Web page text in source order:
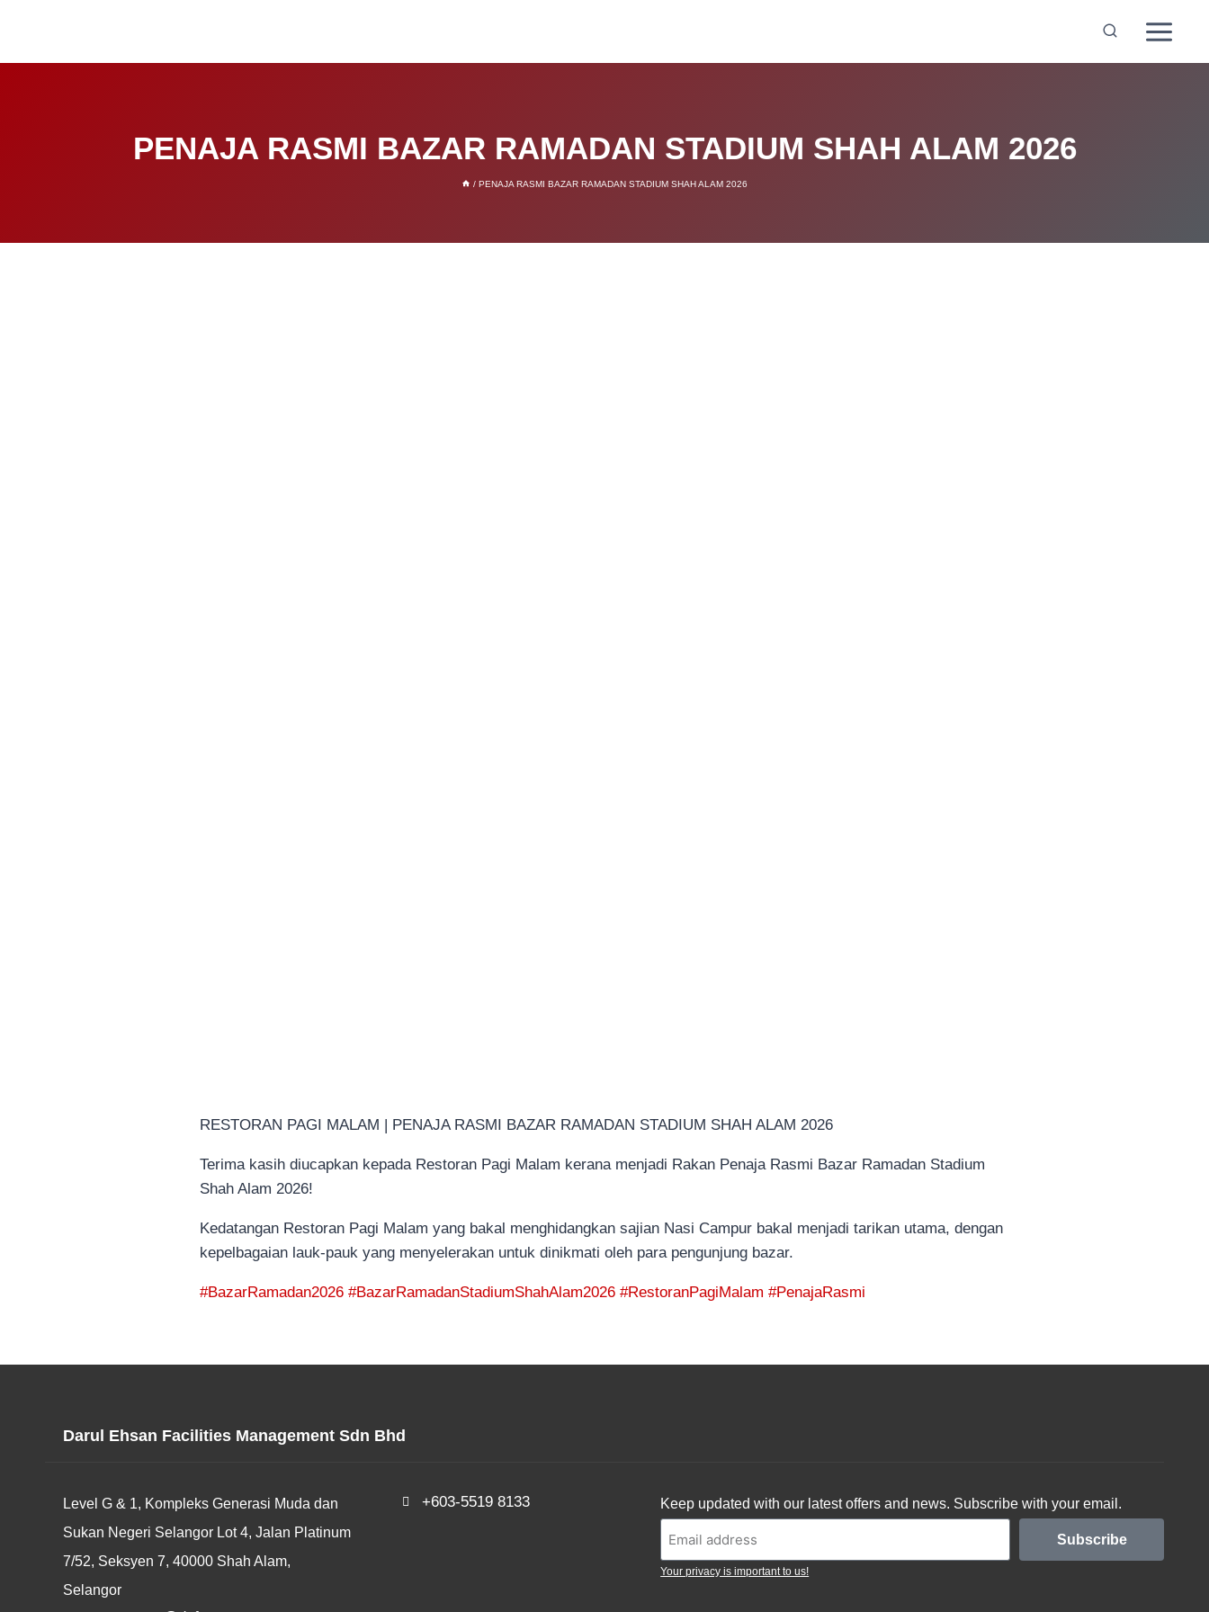
PENAJA RASMI BAZAR RAMADAN STADIUM SHAH ALAM 2026
/ PENAJA RASMI BAZAR RAMADAN STADIUM SHAH ALAM 2026
RESTORAN PAGI MALAM | PENAJA RASMI BAZAR RAMADAN STADIUM SHAH ALAM 2026
Terima kasih diucapkan kepada Restoran Pagi Malam kerana menjadi Rakan Penaja Rasmi Bazar Ramadan Stadium
Shah Alam 2026!
Kedatangan Restoran Pagi Malam yang bakal menghidangkan sajian Nasi Campur bakal menjadi tarikan utama, dengan
kepelbagaian lauk-pauk yang menyelerakan untuk dinikmati oleh para pengunjung bazar.
#BazarRamadan2026 #BazarRamadanStadiumShahAlam2026 #RestoranPagiMalam #PenajaRasmi
Darul Ehsan Facilities Management Sdn Bhd
Level G & 1, Kompleks Generasi Muda dan
Sukan Negeri Selangor Lot 4, Jalan Platinum
7/52, Seksyen 7, 40000 Shah Alam,
Selangor
+603-5519 8133 Keep updated with our latest offers and news. Subscribe with your email.
Subscribe
Your privacy is important to us!